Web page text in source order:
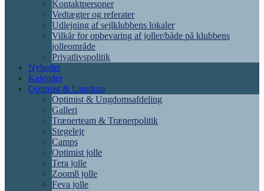
Kontaktpersoner
Vedtægter og referater
Udlejning af sejlklubbens lokaler
Vilkår for opbevaring af joller/både på klubbens
jolleområde
Privatlivspolitik
Nyheder
Kalender
Optimist & Ungdom
Optimist & Ungdomsafdeling
Galleri
Trænerteam & Trænerpolitik
Stegelejr
Camps
Optimist jolle
Tera jolle
Zoom8 jolle
Feva jolle